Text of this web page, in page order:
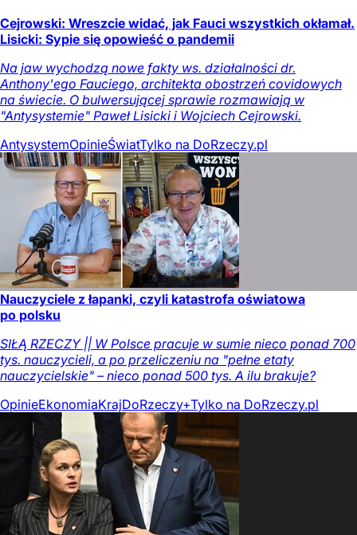
Cejrowski: Wreszcie widać, jak Fauci wszystkich okłamał.
Lisicki: Sypie się opowieść o pandemii
Na jaw wychodzą nowe fakty ws. działalności dr.
Anthony'ego Fauciego, architekta obostrzeń covidowych
na świecie. O bulwersującej sprawie rozmawiają w
"Antysystemie" Paweł Lisicki i Wojciech Cejrowski.
AntysystemOpinieŚwiatTylko na DoRzeczy.pl
Nauczyciele z łapanki, czyli katastrofa oświatowa
po polsku
SIŁĄ RZECZY || W Polsce pracuje w sumie nieco ponad 700
tys. nauczycieli, a po przeliczeniu na "pełne etaty
nauczycielskie" – nieco ponad 500 tys. A ilu brakuje?
OpinieEkonomiaKrajDoRzeczy+Tylko na DoRzeczy.pl